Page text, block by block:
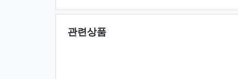
관련상품